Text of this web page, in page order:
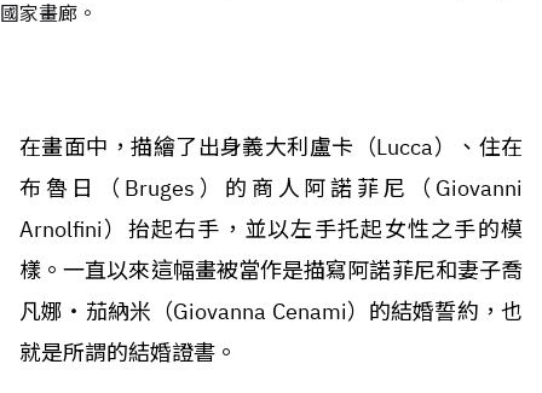
國家畫廊。
在畫面中，描繪了出身義大利盧卡（Lucca）、住在
布魯日（Bruges）的商人阿諾菲尼（Giovanni
Arnolfini）抬起右手，並以左手托起女性之手的模
樣。一直以來這幅畫被當作是描寫阿諾菲尼和妻子喬
凡娜‧茄納米（Giovanna Cenami）的結婚誓約，也
就是所謂的結婚證書。